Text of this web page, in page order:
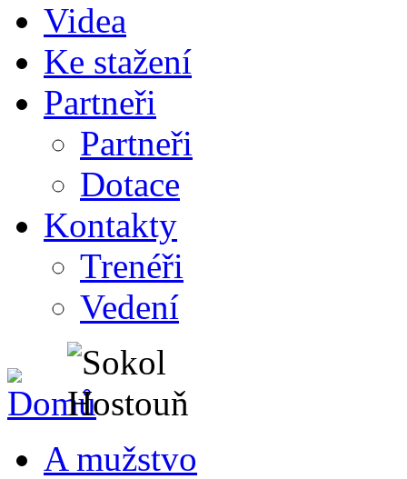
Videa
Ke stažení
Partneři
Partneři
Dotace
Kontakty
Trenéři
Vedení
A mužstvo